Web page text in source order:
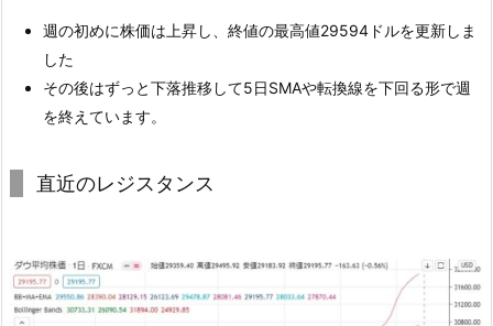
週の初めに株価は上昇し、終値の最高値29594ドルを更新しま
した
その後はずっと下落推移して5日SMAや転換線を下回る形で週
を終えています。
直近のレジスタンス